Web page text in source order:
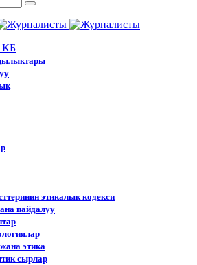
КБ
этикалык кодекси
пайдалуу
этика
сырлар